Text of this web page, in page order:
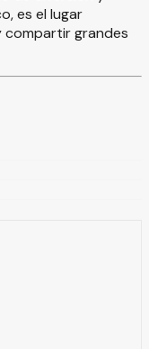
es el lugar
compartir grandes